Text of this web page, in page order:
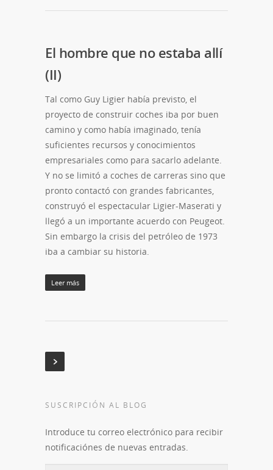
El hombre que no estaba allí
(II)
Tal como Guy Ligier había previsto, el
proyecto de construir coches iba por buen
camino y como había imaginado, tenía
suficientes recursos y conocimientos
empresariales como para sacarlo adelante.
Y no se limitó a coches de carreras sino que
pronto contactó con grandes fabricantes,
construyó el espectacular Ligier-Maserati y
llegó a un importante acuerdo con Peugeot.
Sin embargo la crisis del petróleo de 1973
iba a cambiar su historia.
Leer más
SUSCRIPCIÓN AL BLOG
Introduce tu correo electrónico para recibir
notificaciónes de nuevas entradas.